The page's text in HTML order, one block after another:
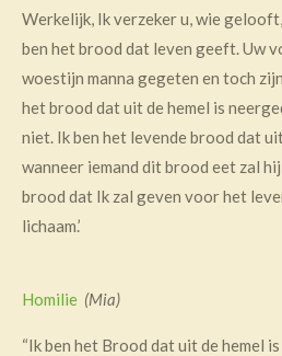
Werkelijk, Ik verzeker u, wie
ben het brood dat leven geeft. Uw
woestijn manna gegeten en toch
het brood dat uit de hemel is
niet. Ik ben het levende brood dat
wanneer iemand dit brood eet zal
brood dat Ik zal geven voor het
lichaam.’
Homilie (Mia)
“Ik ben het Brood dat uit de hemel